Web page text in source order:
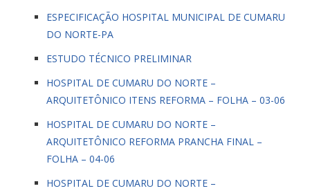
ESPECIFICAÇÃO HOSPITAL MUNICIPAL DE CUMARU
DO NORTE-PA
ESTUDO TÉCNICO PRELIMINAR
HOSPITAL DE CUMARU DO NORTE –
ARQUITETÔNICO ITENS REFORMA – FOLHA – 03-06
HOSPITAL DE CUMARU DO NORTE –
ARQUITETÔNICO REFORMA PRANCHA FINAL –
FOLHA – 04-06
HOSPITAL DE CUMARU DO NORTE –